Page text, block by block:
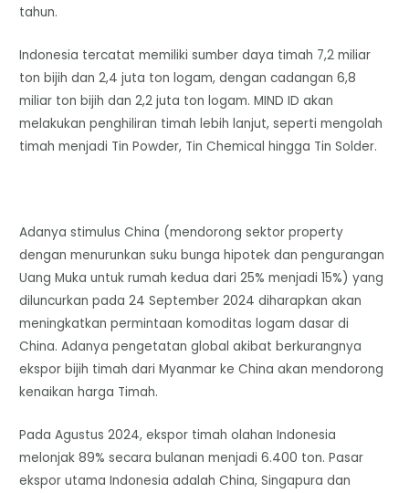
tahun.
Indonesia tercatat memiliki sumber daya timah 7,2 miliar
ton bijih dan 2,4 juta ton logam, dengan cadangan 6,8
miliar ton bijih dan 2,2 juta ton logam. MIND ID akan
melakukan penghiliran timah lebih lanjut, seperti mengolah
timah menjadi Tin Powder, Tin Chemical hingga Tin Solder.
Adanya stimulus China (mendorong sektor property
dengan menurunkan suku bunga hipotek dan pengurangan
Uang Muka untuk rumah kedua dari 25% menjadi 15%) yang
diluncurkan pada 24 September 2024 diharapkan akan
meningkatkan permintaan komoditas logam dasar di
China. Adanya pengetatan global akibat berkurangnya
ekspor bijih timah dari Myanmar ke China akan mendorong
kenaikan harga Timah.
Pada Agustus 2024, ekspor timah olahan Indonesia
melonjak 89% secara bulanan menjadi 6.400 ton. Pasar
ekspor utama Indonesia adalah China, Singapura dan